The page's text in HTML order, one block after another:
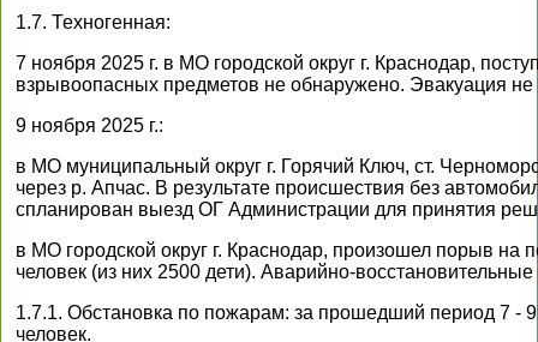
1.7. Техногенная:
7 ноября 2025 г. в МО городской округ г. Краснодар,
взрывоопасных предметов не обнаружено. Эвакуация не
9 ноября 2025 г.:
в МО муниципальный округ г. Горячий Ключ, ст.
через р. Апчас. В результате происшествия без
спланирован выезд ОГ Администрации для принятия
в МО городской округ г. Краснодар, произошел порыв
человек (из них 2500 дети). Аварийно-
1.7.1. Обстановка по пожарам: за прошедший период 7 -
человек.